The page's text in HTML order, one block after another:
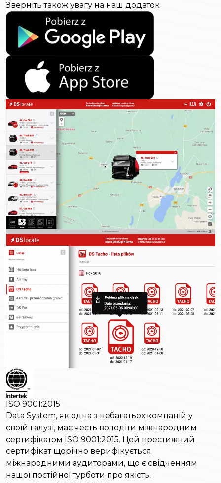
Зверніть також увагу на наш додаток
ISO 9001:2015
Data System, як одна з небагатьох компаній у
своїй галузі, має честь володіти міжнародним
сертифікатом ISO 9001:2015. Цей престижний
сертифікат щорічно верифікується
міжнародними аудиторами, що є свідченням
нашої постійної турботи про якість.